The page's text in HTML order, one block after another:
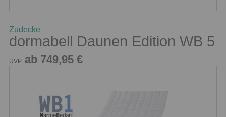
Zudecke
dormabell Daunen Edition WB 5
UVP ab 749,95 €